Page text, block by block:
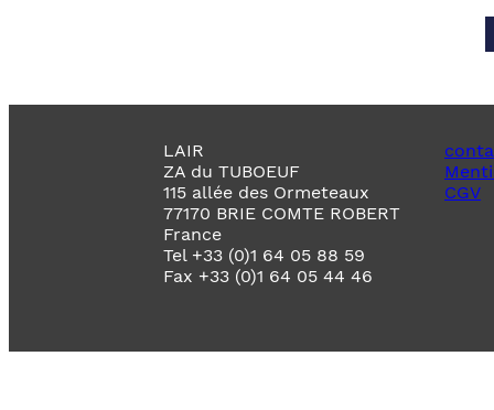
LAIR
ZA du TUBOEUF
115 allée des Ormeteaux
77170 BRIE COMTE ROBERT
France
Tel +33 (0)1 64 05 88 59
Fax +33 (0)1 64 05 44 46
CGV